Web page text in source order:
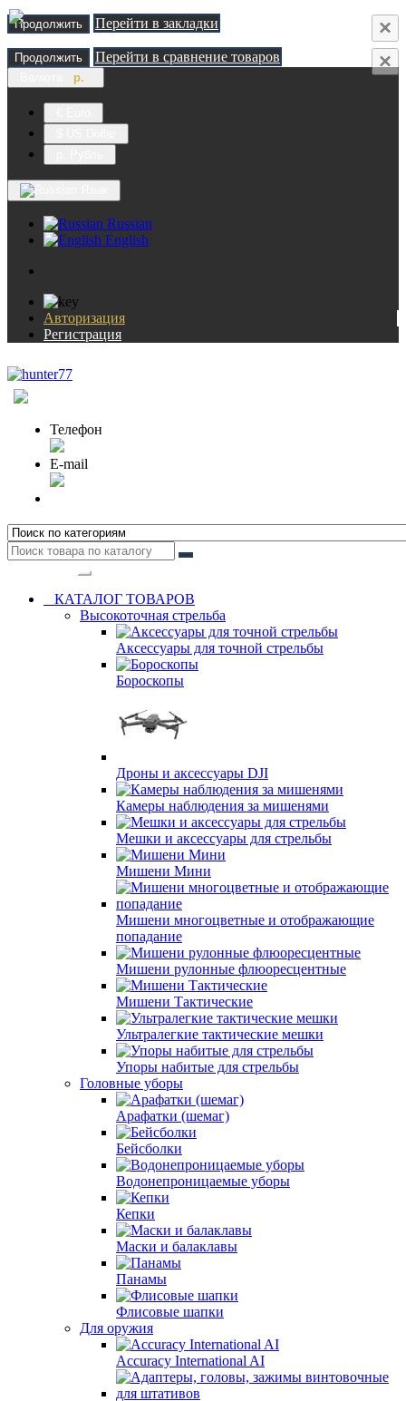
×
Продолжить Перейти в закладки
×
Продолжить Перейти в сравнение товаров
р.
Russian
English
Авторизация
Регистрация
Телефон
E-mail
КАТАЛОГ ТОВАРОВ
Высокоточная стрельба
Аксессуары для точной стрельбы
Бороскопы
Дроны и аксессуары DJI
Камеры наблюдения за мишенями
Мешки и аксессуары для стрельбы
Мишени Мини
Мишени многоцветные и отображающие
попадание
Мишени рулонные флюоресцентные
Мишени Тактические
Ультралегкие тактические мешки
Упоры набитые для стрельбы
Головные уборы
Арафатки (шемаг)
Бейсболки
Водонепроницаемые уборы
Кепки
Маски и балаклавы
Панамы
Флисовые шапки
Для оружия
Accuracy International AI